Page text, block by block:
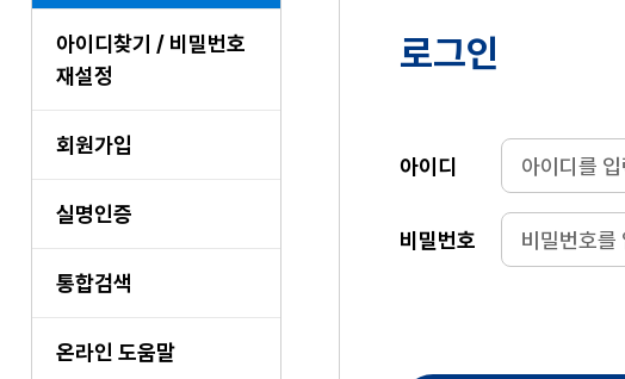
아이디찾기 / 비밀번호
재설정
회원가입
실명인증
통합검색
온라인 도움말
로그인
아이디
비밀번호